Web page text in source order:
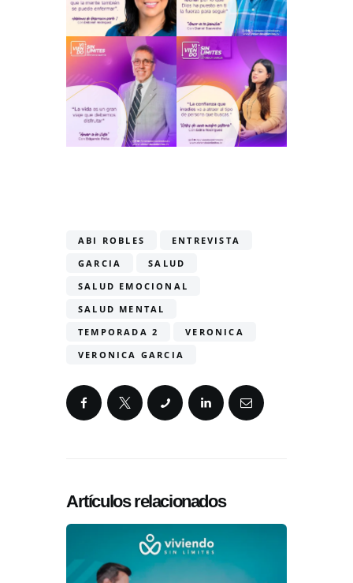
ABI ROBLES
ENTREVISTA
GARCIA
SALUD
SALUD EMOCIONAL
SALUD MENTAL
TEMPORADA 2
VERONICA
VERONICA GARCIA
Artículos relacionados